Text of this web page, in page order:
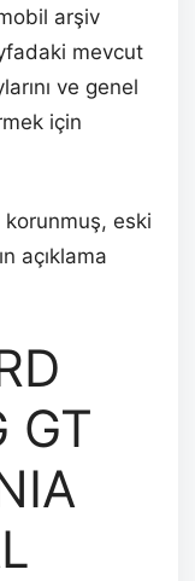
arşiv
mevcut
ve genel
için
korunmuş, eski
açıklama
GT